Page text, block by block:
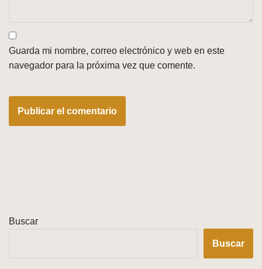
Guarda mi nombre, correo electrónico y web en este
navegador para la próxima vez que comente.
Buscar
Buscar